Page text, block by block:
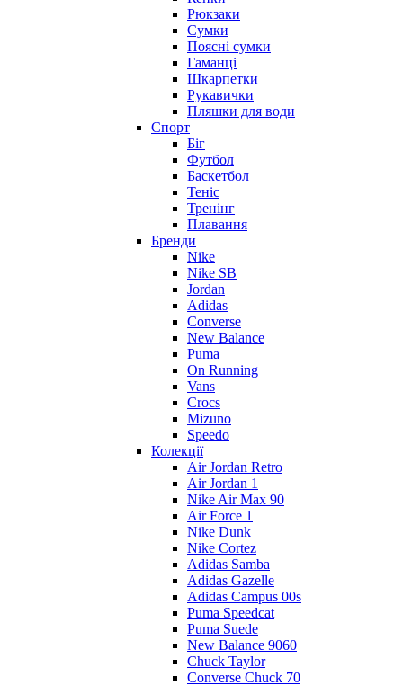
Рюкзаки
Сумки
Поясні сумки
Гаманці
Шкарпетки
Рукавички
Пляшки для води
Спорт
Біг
Футбол
Баскетбол
Теніс
Тренінг
Плавання
Бренди
Nike
Nike SB
Jordan
Adidas
Converse
New Balance
Puma
On Running
Vans
Crocs
Mizuno
Speedo
Колекції
Air Jordan Retro
Air Jordan 1
Nike Air Max 90
Air Force 1
Nike Dunk
Nike Cortez
Adidas Samba
Adidas Gazelle
Adidas Campus 00s
Puma Speedcat
Puma Suede
New Balance 9060
Chuck Taylor
Converse Chuck 70